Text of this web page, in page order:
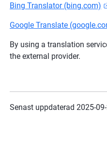
Bing Translator (bing.com)
Google Translate
By using a translation
the external provider.
Senast uppdaterad 2025-